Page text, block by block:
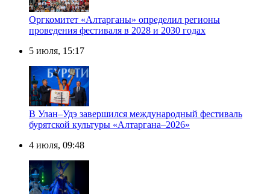
Оргкомитет «Алтарганы» определил регионы
проведения фестиваля в 2028 и 2030 годах
5 июля, 15:17
В Улан–Удэ завершился международный фестиваль
бурятской культуры «Алтаргана–2026»
4 июля, 09:48